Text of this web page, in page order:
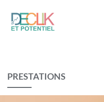
PRESTATIONS